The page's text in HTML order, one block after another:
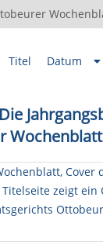
Titel Datum